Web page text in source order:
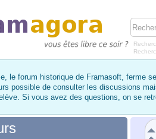
le forum historique de Framasoft, ferme
possible de consulter les discussions
Si vous avez des questions, on se